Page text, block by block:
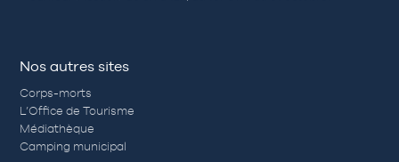
Nos autres sites
Corps-morts
L’Office de Tourisme
Médiathèque
Camping municipal